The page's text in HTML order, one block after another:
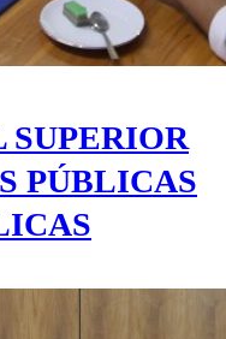
SUPERIOR
PÚBLICAS